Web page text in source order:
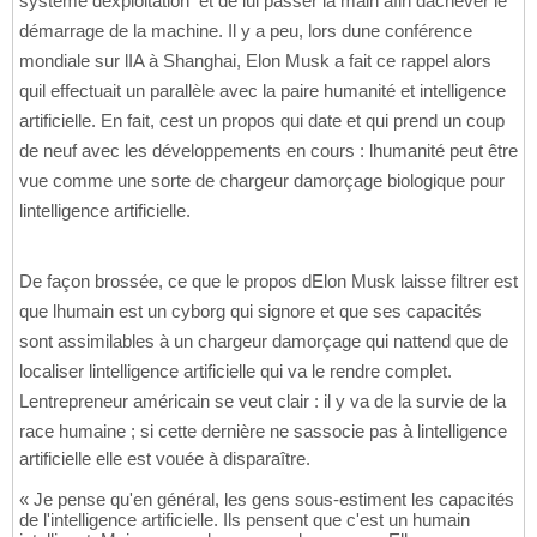
démarrage de la machine. Il y a peu, lors dune conférence
mondiale sur lIA à Shanghai, Elon Musk a fait ce rappel alors
quil effectuait un parallèle avec la paire humanité et intelligence
artificielle. En fait, cest un propos qui date et qui prend un coup
de neuf avec les développements en cours : lhumanité peut être
vue comme une sorte de chargeur damorçage biologique pour
lintelligence artificielle.
De façon brossée, ce que le propos dElon Musk laisse filtrer est
que lhumain est un cyborg qui signore et que ses capacités
sont assimilables à un chargeur damorçage qui nattend que de
localiser lintelligence artificielle qui va le rendre complet.
Lentrepreneur américain se veut clair : il y va de la survie de la
race humaine ; si cette dernière ne sassocie pas à lintelligence
artificielle elle est vouée à disparaître.
« Je pense qu'en général, les gens sous-estiment les capacités
de l'intelligence artificielle. Ils pensent que c'est un humain